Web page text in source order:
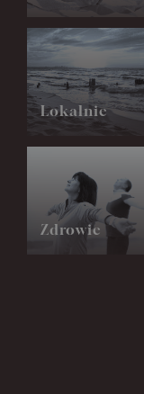
Lokalnie
Zdrowie